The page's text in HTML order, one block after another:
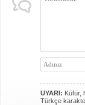
UYARI: Küfür,
Türkçe